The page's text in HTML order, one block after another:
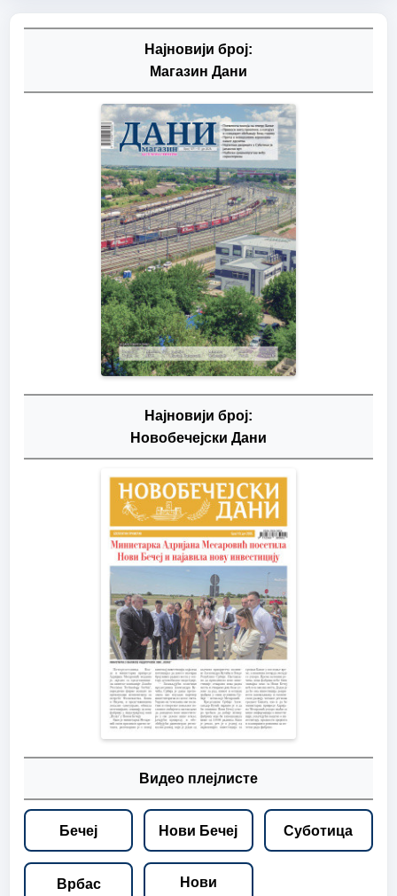
Најновији број:
Магазин Дани
Најновији број:
Новобечејски Дани
Видео плејлисте
Бечеј Нови Бечеј Суботица
Врбас
Нови